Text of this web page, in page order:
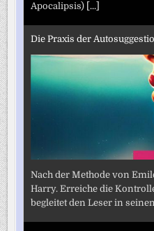
Apocalipsis) [...]
Die Praxis der
Nach der Methode von
Harry. Erreiche die
begleitet den Leser in